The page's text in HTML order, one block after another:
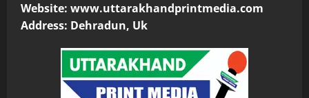
Website: www.uttarakhandprintmedia.com
Address: Dehradun, Uk